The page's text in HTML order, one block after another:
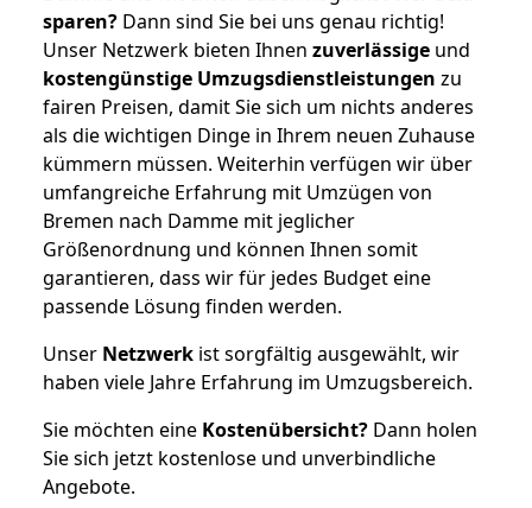
sparen? Dann sind Sie bei uns genau richtig!
Unser Netzwerk bieten Ihnen zuverlässige und
kostengünstige Umzugsdienstleistungen zu
fairen Preisen, damit Sie sich um nichts anderes
als die wichtigen Dinge in Ihrem neuen Zuhause
kümmern müssen. Weiterhin verfügen wir über
umfangreiche Erfahrung mit Umzügen von
Bremen nach Damme mit jeglicher
Größenordnung und können Ihnen somit
garantieren, dass wir für jedes Budget eine
passende Lösung finden werden.
Unser Netzwerk ist sorgfältig ausgewählt, wir
haben viele Jahre Erfahrung im Umzugsbereich.
Sie möchten eine Kostenübersicht? Dann holen
Sie sich jetzt kostenlose und unverbindliche
Angebote.